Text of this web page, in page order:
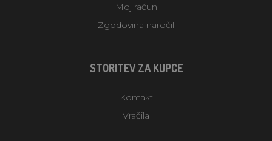
Moj račun
Zgodovina naročil
STORITEV ZA KUPCE
Kontakt
Vračila